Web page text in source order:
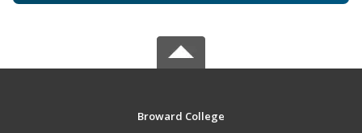
Broward College